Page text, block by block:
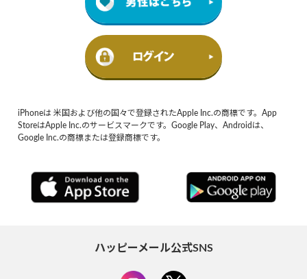
iPhoneは 米国および他の国々で登録されたApple Inc.の商標です。App
StoreはApple Inc.のサービスマークです。Google Play、Androidは、
Google Inc.の商標または登録商標です。
ハッピーメール公式SNS